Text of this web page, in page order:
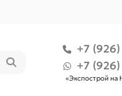
+7 (926)
+7 (926)
«Экспострой на